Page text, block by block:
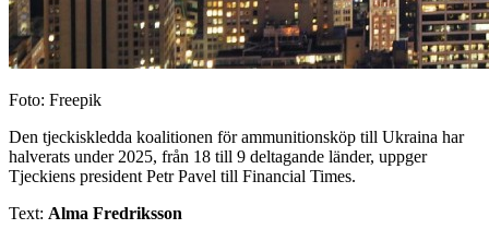
Foto: Freepik
Den tjeckiskledda koalitionen för ammunitionsköp till Ukraina har
halverats under 2025, från 18 till 9 deltagande länder, uppger
Tjeckiens president Petr Pavel till Financial Times.
Text: Alma Fredriksson